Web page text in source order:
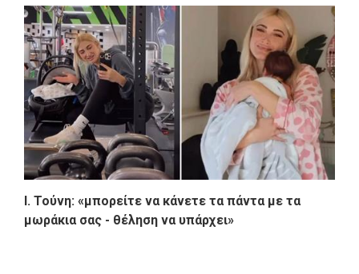
Ι. Τούνη: «μπορείτε να κάνετε τα πάντα με τα
μωράκια σας - θέληση να υπάρχει»